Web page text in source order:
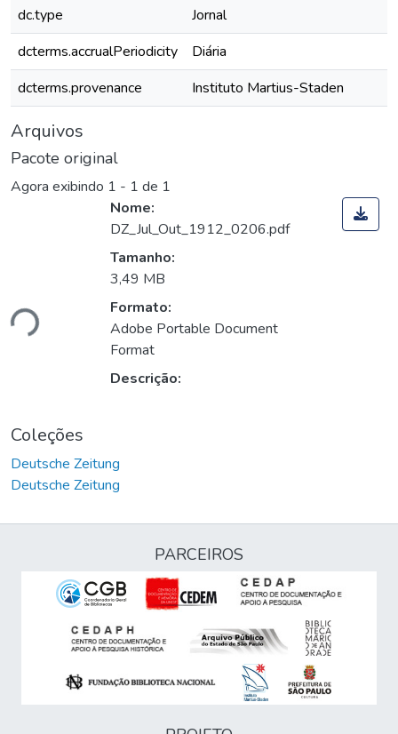
dc.type
Jornal
dcterms.accrualPeriodicity
Diária
dcterms.provenance
Instituto Martius-Staden
Arquivos
Pacote original
Agora exibindo 1 - 1 de 1
Nome:
DZ_Jul_Out_1912_0206.pdf
Tamanho:
3,49 MB
Formato:
Adobe Portable Document
Format
Descrição:
Coleções
Deutsche Zeitung
Deutsche Zeitung
PARCEIROS